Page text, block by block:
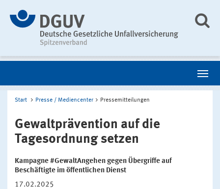
Start Presse / Mediencenter Pressemitteilungen
Gewaltprävention auf die
Tagesordnung setzen
Kampagne #GewaltAngehen gegen Übergriffe auf
Beschäftigte im öffentlichen Dienst
17.02.2025